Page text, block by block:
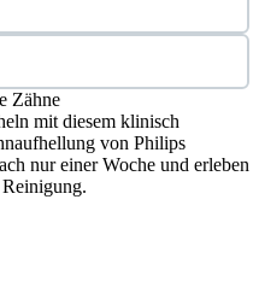
Zähne
mit diesem klinisch
von Philips
nur einer Woche und erleben